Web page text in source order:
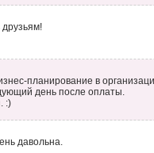
друзьям!
планирование в
день после оплаты.
:)
давольна.